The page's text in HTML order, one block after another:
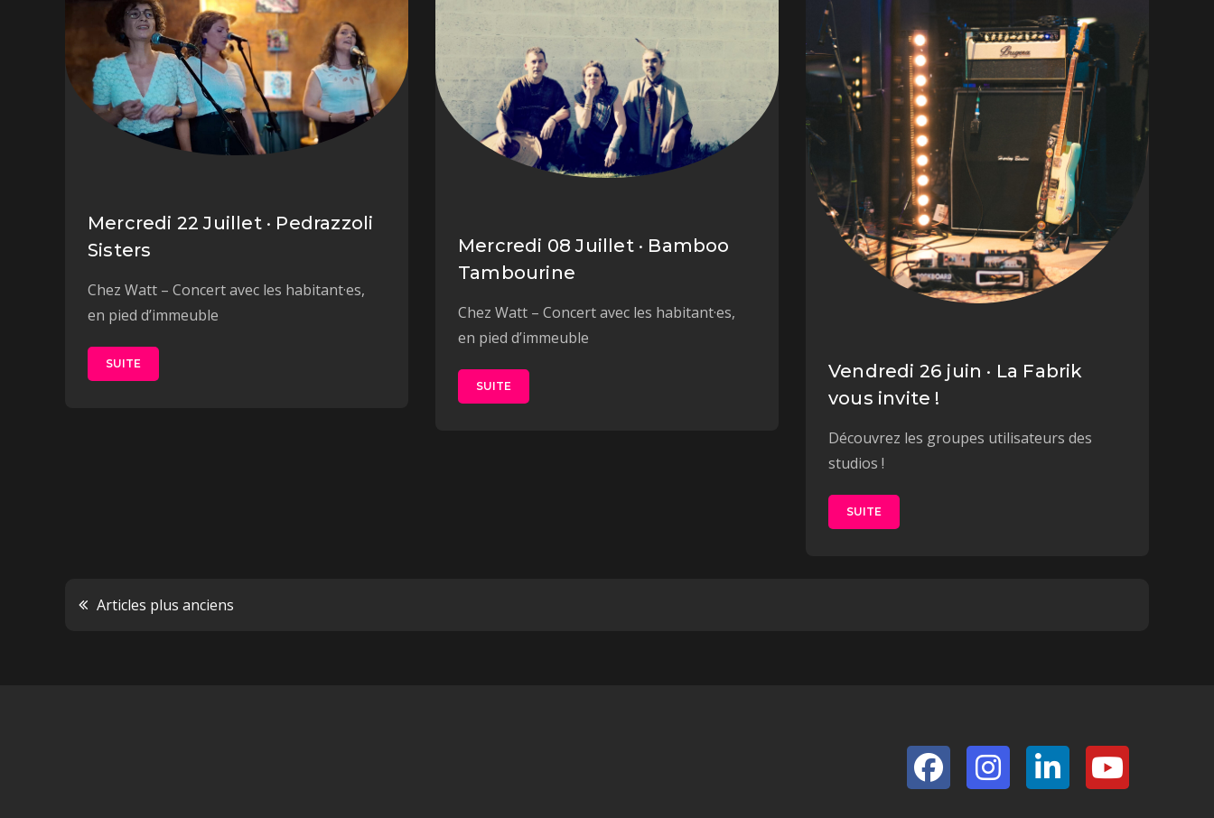
Mercredi 22 Juillet · Pedrazzoli
Sisters
Chez Watt – Concert avec les habitant·es,
en pied d’immeuble
SUITE
Mercredi 08 Juillet · Bamboo
Tambourine
Chez Watt – Concert avec les habitant·es,
en pied d’immeuble
SUITE
Vendredi 26 juin · La Fabrik
vous invite !
Découvrez les groupes utilisateurs des
studios !
SUITE
Navigation
Articles plus anciens